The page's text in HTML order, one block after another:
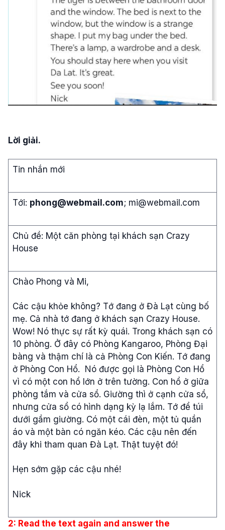
Lời giải.
Tin nhắn mới
Tới: phong@webmail.com; mi@webmail.com
Chủ đề: Một căn phòng tại khách sạn Crazy
House
Chào Phong và Mi,
Các cậu khỏe không? Tớ đang ở Đà Lạt cùng bố
mẹ. Cả nhà tớ đang ở khách sạn Crazy House.
Wow! Nó thực sự rất kỳ quái. Trong khách sạn có
10 phòng. Ở đây có Phòng Kangaroo, Phòng Đại
bàng và thậm chí là cả Phòng Con Kiến. Tớ đang
ở Phòng Con Hổ. Nó được gọi là Phòng Con Hổ
vì có một con hổ lớn ở trên tường. Con hổ ở giữa
phòng tắm và cửa sổ. Giường thì ở cạnh cửa sổ,
nhưng cửa sổ có hình dạng kỳ lạ lắm. Tớ để túi
dưới gầm giường. Có một cái đèn, một tủ quần
áo và một bàn có ngăn kéo. Các cậu nên đến
đây khi tham quan Đà Lạt. Thật tuyệt đó!
Hẹn sớm gặp các cậu nhé!
Nick
2: Read the text again and answer the